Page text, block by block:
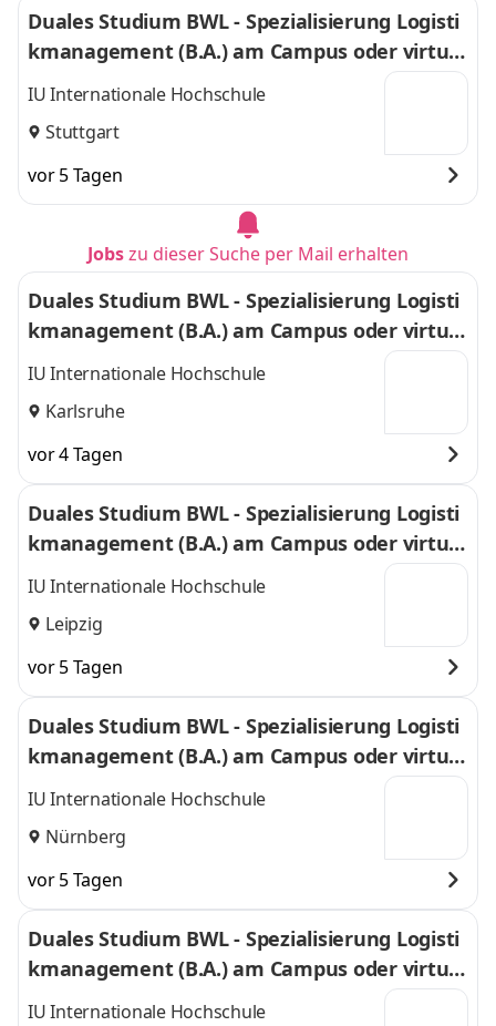
Duales Studium BWL - Spezialisierung Logisti
kmanagement (B.A.) am Campus oder virtuel
l
IU Internationale Hochschule
Stuttgart
vor 5 Tagen
Jobszu dieser Suche per Mail erhalten
Duales Studium BWL - Spezialisierung Logisti
kmanagement (B.A.) am Campus oder virtuel
l
IU Internationale Hochschule
Karlsruhe
vor 4 Tagen
Duales Studium BWL - Spezialisierung Logisti
kmanagement (B.A.) am Campus oder virtuel
l
IU Internationale Hochschule
Leipzig
vor 5 Tagen
Duales Studium BWL - Spezialisierung Logisti
kmanagement (B.A.) am Campus oder virtuel
l
IU Internationale Hochschule
Nürnberg
vor 5 Tagen
Duales Studium BWL - Spezialisierung Logisti
kmanagement (B.A.) am Campus oder virtuel
l
IU Internationale Hochschule